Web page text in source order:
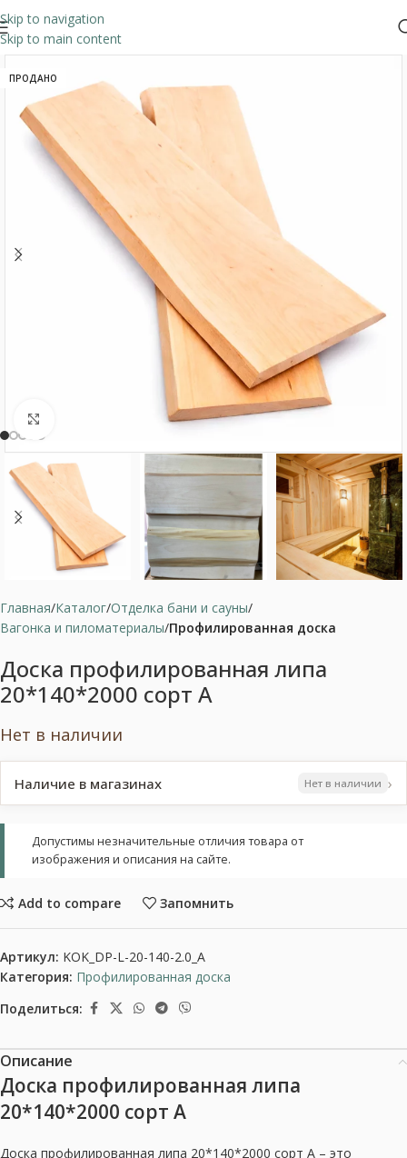
Skip to navigation
Skip to main content
ПРОДАНО
Нажмите, чтобы увеличить
Главная Каталог Отделка бани и сауны
Вагонка и пиломатериалы Профилированная доска
Доска профилированная липа
20*140*2000 сорт А
Нет в наличии
Наличие в магазинах Нет в наличии ›
Допустимы незначительные отличия товара от
изображения и описания на сайте.
Add to compare Запомнить
Артикул: KOK_DP-L-20-140-2.0_A
Категория: Профилированная доска
Поделиться:
Описание
Доска профилированная липа
20*140*2000 сорт А
Доска профилированная липа 20*140*2000 сорт А – это